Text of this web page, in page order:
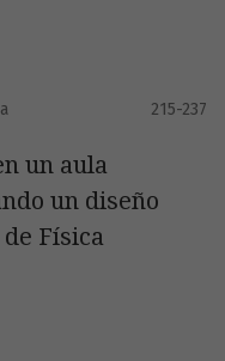
215-237
un aula
un diseño
Física